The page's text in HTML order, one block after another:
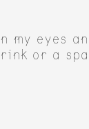
my eyes
or a